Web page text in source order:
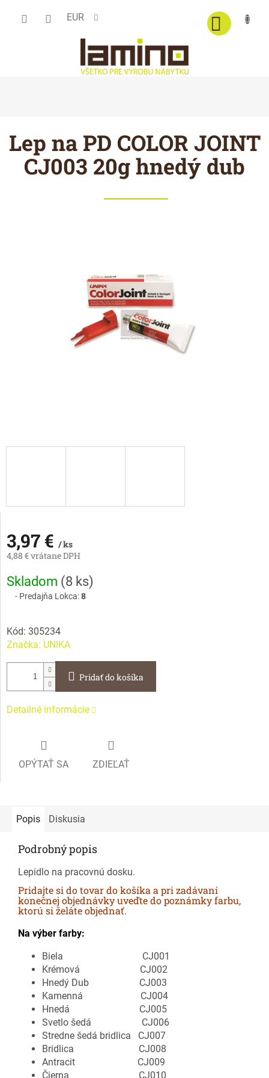
EUR
Lep na PD COLOR JOINT
CJ003 20g hnedý dub
3,97 € / ks
4,88 € vrátane DPH
Jednotková
cena:
Skladom (8 ks)
Predajňa Lokca:8
Kód: 305234
Značka: UNIKA
Pridať do košíka
Detailné informácie
OPÝTAŤ SA ZDIEĽAŤ
Popis Diskusia
Podrobný popis
Lepidlo na pracovnú dosku.
Pridajte si do tovar do košíka a pri zadávaní
konečnej objednávky uveďte do poznámky farbu,
ktorú si želáte objednať.
Na výber farby:
Biela CJ001
Krémová CJ002
Hnedý Dub CJ003
Kamenná CJ004
Hnedá CJ005
Svetlo šedá CJ006
Stredne šedá bridlica CJ007
Bridlica CJ008
Antracit CJ009
Čierna CJ010